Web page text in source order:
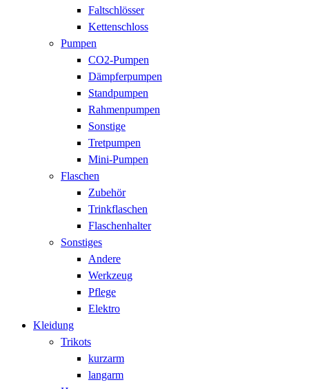
Faltschlösser
Kettenschloss
Pumpen
CO2-Pumpen
Dämpferpumpen
Standpumpen
Rahmenpumpen
Sonstige
Tretpumpen
Mini-Pumpen
Flaschen
Zubehör
Trinkflaschen
Flaschenhalter
Sonstiges
Andere
Werkzeug
Pflege
Elektro
Kleidung
Trikots
kurzarm
langarm